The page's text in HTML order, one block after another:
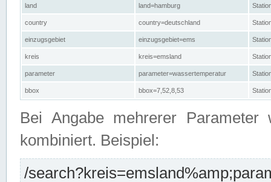
land land=hamburg
country country=deutschland
einzugsgebiet einzugsgebiet=ems
kreis kreis=emsland
parameter parameter=wassertemperatur
bbox bbox=7,52,8,53
Bei Angabe mehrerer Parameter
kombiniert. Beispiel:
/